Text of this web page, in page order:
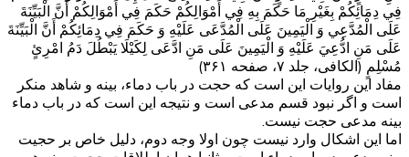
فِي دِمَائِكُمْ بِغَيْرِ مَا حَكَمَ بِهِ فِي أَمْوَالِكُمْ حَكَمَ فِي أَمْوَالِكُمْ أَنَّ الْبَيِّنَةَ
عَلَى الْمُدَّعِي وَ الْيَمِينَ عَلَى الْمُدَّعَى عَلَيْهِ وَ حَكَمَ فِي دِمَائِكُمْ أَنَّ الْبَيِّنَةَ
عَلَى مَنِ ادُّعِيَ عَلَيْهِ وَ الْيَمِينَ عَلَى مَنِ ادَّعَى لِكَيْلَا يَبْطُلَ دَمُ امْرِئٍ
مُسْلِمٍ‌ (الکافی، جلد ۷، صفحه ۳۶۱)
مفاد این روایات این است که حجت در باب دماء، بینه و شاهد منکر
است و اگر نبود قسم مدعی است و نتیجه این است که در باب دماء
بینه مدعی حجت نیست.
اما این اشکال وارد نیست چون اولا وجه دوم، دلیل خاص بر حجیت